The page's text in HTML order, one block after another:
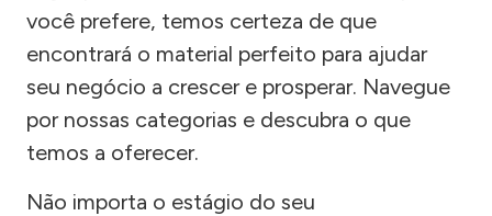
você prefere, temos certeza de que
encontrará o material perfeito para ajudar
seu negócio a crescer e prosperar. Navegue
por nossas categorias e descubra o que
temos a oferecer.
Não importa o estágio do seu